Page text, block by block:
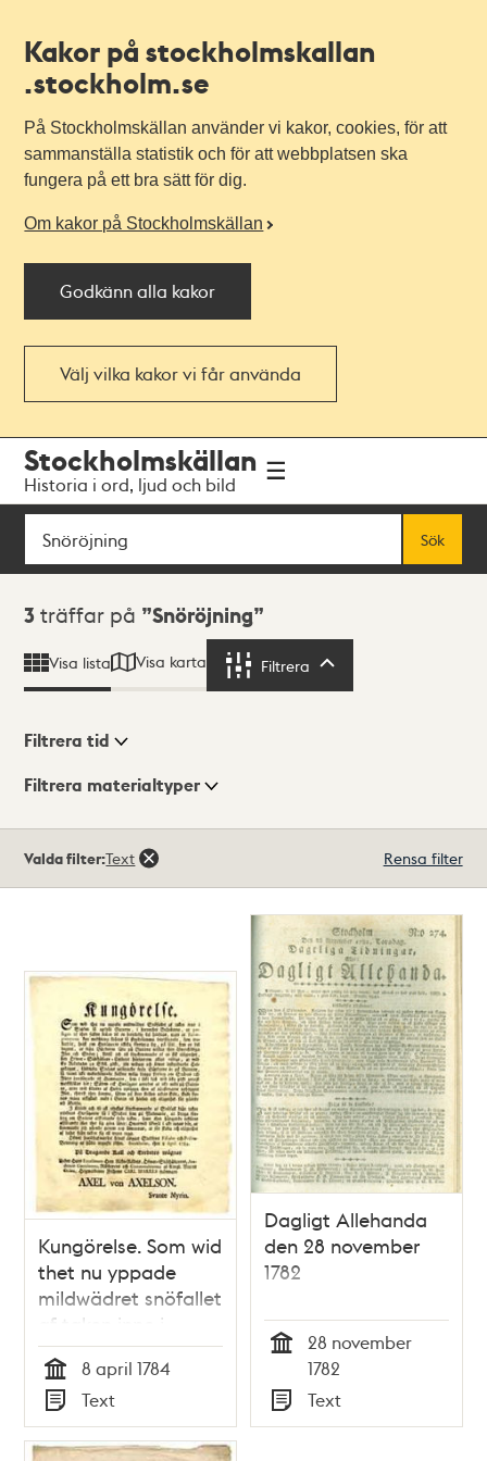
Kakor på stockholmskallan
.stockholm.se
På Stockholmskällan använder vi kakor, cookies, för att
sammanställa statistik och för att webbplatsen ska
fungera på ett bra sätt för dig.
Om kakor på Stockholmskällan
Godkänn alla kakor
Välj vilka kakor vi får använda
navigationen
huvudinnehållet
Stockholmskällan
Historia i ord, ljud och bild
Sök
Sök
Sökresultat
3 träffar på Snöröjning
Visa lista Visa karta Filtrera
Visningsläge
Filtrera tid
Filtrera materialtyper
träffar
Valda filter:Text Rensa filter
Kungörelse. Som wid
thet nu yppade
mildwädret snöfallet
af taken inne i
Staden så upfyllt
gatorne, i synnerhet
gränderne, at
passagen af then
fallne snöen til en
Tid
8 april 1784
Typ
Text
Dagligt Allehanda
den 28 november
1782
28 november
1782
Typ
Text